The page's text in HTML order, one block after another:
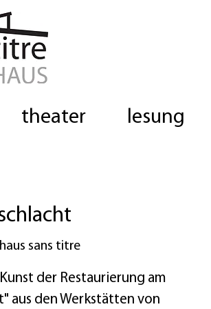
theater lesung
sans titre
der Restaurierung am
aus den Werkstätten von